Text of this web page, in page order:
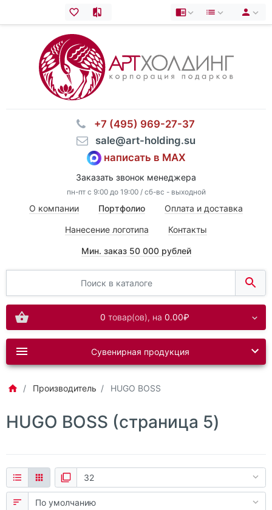
⠀+7 (495) 969-27-37
⠀sale@art-holding.su
написать в MAX
Заказать звонок менеджера
пн-пт с 9:00 до 19:00 / сб-вс - выходной
О компании Портфолио Оплата и доставка
Нанесение логотипа Контакты
Мин. заказ 50 000 рублей
0 товар(ов), на 0.00₽
Сувенирная продукция
Производитель HUGO BOSS
HUGO BOSS (страница 5)